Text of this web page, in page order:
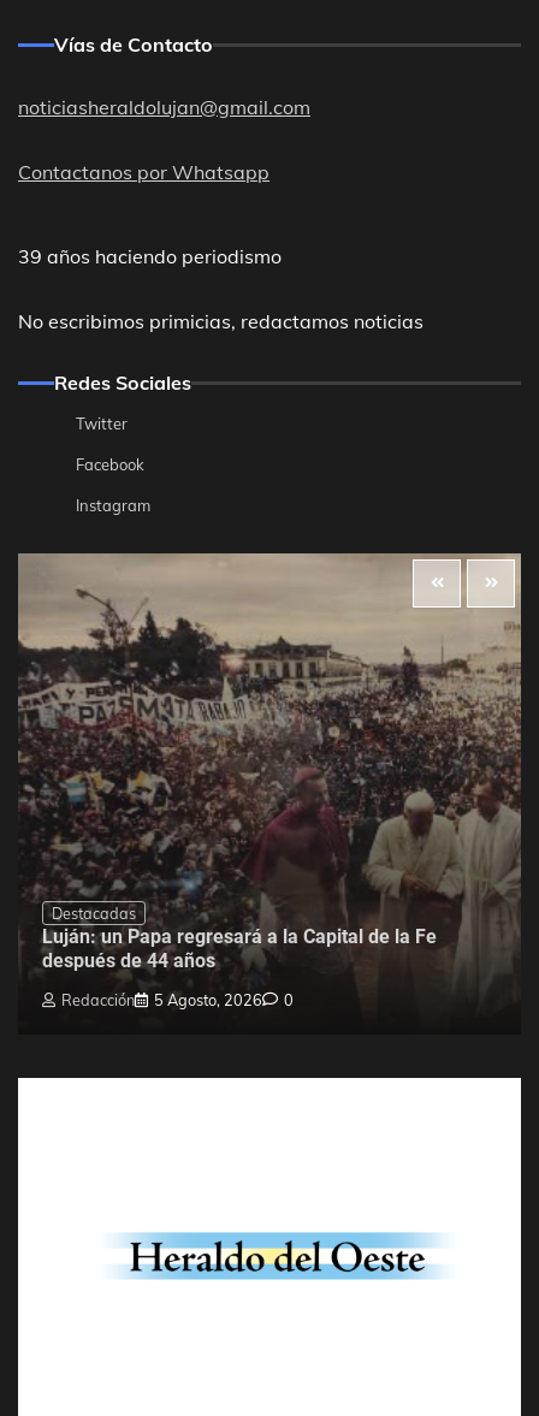
Vías de Contacto
noticiasheraldolujan@gmail.com
Contactanos por Whatsapp
39 años haciendo periodismo
No escribimos primicias, redactamos noticias
Redes Sociales
Twitter
Facebook
Instagram
Destacadas
Luján: un Papa regresará a la Capital de la Fe
después de 44 años
Redacción 5 Agosto, 2026 0